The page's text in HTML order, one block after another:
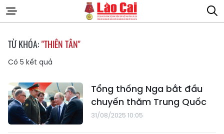
TỪ KHÓA:"THIÊN TÂN"
Có 5 kết quả
Tổng thống Nga bắt đầu
chuyến thăm Trung Quốc
31/08/2025 10:05